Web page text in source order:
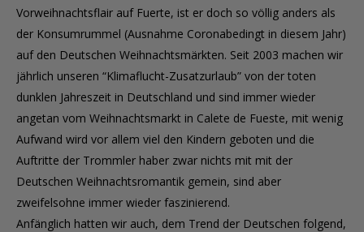
Vorweihnachtsflair auf Fuerte, ist er doch so völlig anders als
der Konsumrummel (Ausnahme Coronabedingt in diesem Jahr)
auf den Deutschen Weihnachtsmärkten. Seit 2003 machen wir
jährlich unseren “Klimaflucht-Zusatzurlaub” von der toten
dunklen Jahreszeit in Deutschland und sind immer wieder
angetan vom Weihnachtsmarkt in Calete de Fueste, mit wenig
Aufwand wird vor allem viel den Kindern geboten und die
Auftritte der Trommler haber zwar nichts mit mit der
Deutschen Weihnachtsromantik gemein, sind aber
zweifelsohne immer wieder faszinierend.
Anfänglich hatten wir auch, dem Trend der Deutschen folgend,